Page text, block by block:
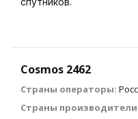
Cosmos 2462
Страны операторы:
Страны